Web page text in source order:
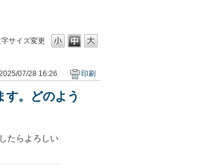
サイズ変更
07/28 16:26 印刷
す。どのよう
たらよろしい